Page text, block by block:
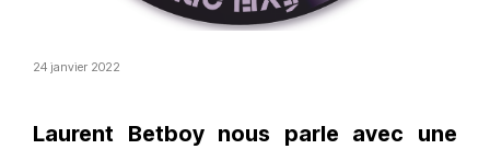
24 janvier 2022
Laurent Betboy nous parle avec une